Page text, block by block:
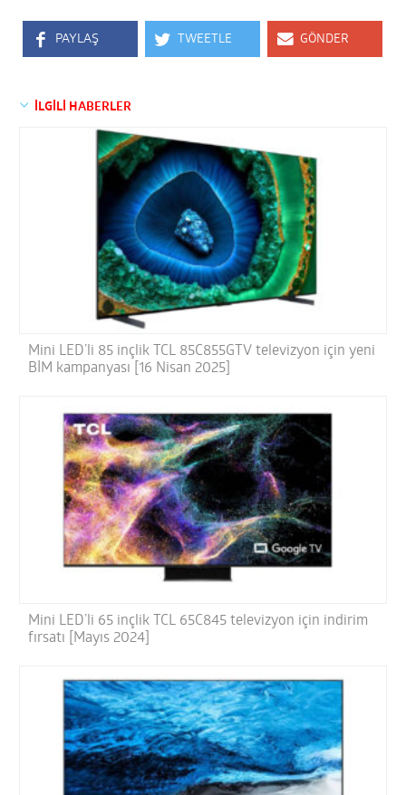
PAYLAŞ TWEETLE GÖNDER
İLGİLİ HABERLER
Mini LED’li 85 inçlik TCL 85C855GTV televizyon için yeni
BİM kampanyası [16 Nisan 2025]
Mini LED’li 65 inçlik TCL 65C845 televizyon için indirim
fırsatı [Mayıs 2024]